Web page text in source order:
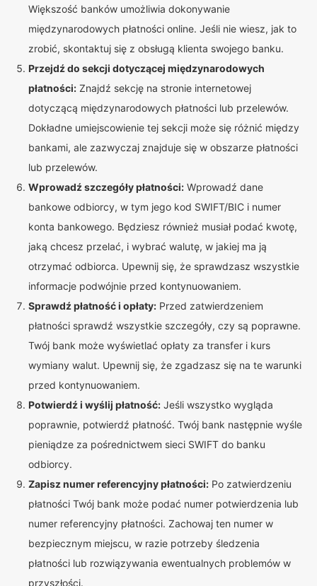
Większość banków umożliwia dokonywanie
międzynarodowych płatności online. Jeśli nie wiesz, jak to
zrobić, skontaktuj się z obsługą klienta swojego banku.
Przejdź do sekcji dotyczącej międzynarodowych
płatności: Znajdź sekcję na stronie internetowej
dotyczącą międzynarodowych płatności lub przelewów.
Dokładne umiejscowienie tej sekcji może się różnić między
bankami, ale zazwyczaj znajduje się w obszarze płatności
lub przelewów.
Wprowadź szczegóły płatności: Wprowadź dane
bankowe odbiorcy, w tym jego kod SWIFT/BIC i numer
konta bankowego. Będziesz również musiał podać kwotę,
jaką chcesz przelać, i wybrać walutę, w jakiej ma ją
otrzymać odbiorca. Upewnij się, że sprawdzasz wszystkie
informacje podwójnie przed kontynuowaniem.
Sprawdź płatność i opłaty: Przed zatwierdzeniem
płatności sprawdź wszystkie szczegóły, czy są poprawne.
Twój bank może wyświetlać opłaty za transfer i kurs
wymiany walut. Upewnij się, że zgadzasz się na te warunki
przed kontynuowaniem.
Potwierdź i wyślij płatność: Jeśli wszystko wygląda
poprawnie, potwierdź płatność. Twój bank następnie wyśle
pieniądze za pośrednictwem sieci SWIFT do banku
odbiorcy.
Zapisz numer referencyjny płatności: Po zatwierdzeniu
płatności Twój bank może podać numer potwierdzenia lub
numer referencyjny płatności. Zachowaj ten numer w
bezpiecznym miejscu, w razie potrzeby śledzenia
płatności lub rozwiązywania ewentualnych problemów w
przyszłości.